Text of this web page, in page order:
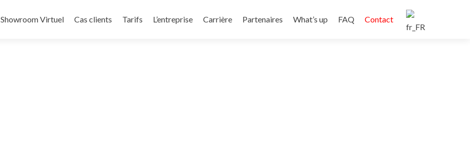
Showroom Virtuel Cas clients Tarifs L’entreprise Carrière Partenaires What’s up FAQ Contact